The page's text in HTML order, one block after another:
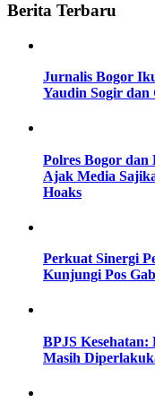
Berita Terbaru
Jurnalis Bogor
Yaudin Sogir dan
Polres Bogor
Ajak Media
Hoaks
Perkuat Sinergi
Kunjungi Pos
BPJS
Masih